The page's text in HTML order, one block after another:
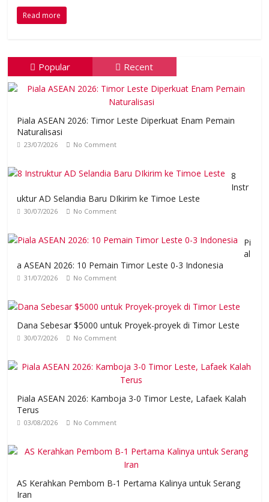
Read more
Popular Recent
Piala ASEAN 2026: Timor Leste Diperkuat Enam Pemain
Naturalisasi
23/07/2026 No Comment
8
Instr
uktur AD Selandia Baru DIkirim ke Timoe Leste
30/07/2026 No Comment
Pi
al
a ASEAN 2026: 10 Pemain Timor Leste 0-3 Indonesia
31/07/2026 No Comment
Dana Sebesar $5000 untuk Proyek-proyek di Timor Leste
30/07/2026 No Comment
Piala ASEAN 2026: Kamboja 3-0 Timor Leste, Lafaek Kalah
Terus
03/08/2026 No Comment
AS Kerahkan Pembom B-1 Pertama Kalinya untuk Serang
Iran